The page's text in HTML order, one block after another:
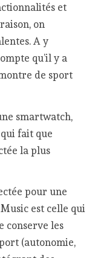
et
on
A y
qu’il y a
de sport
smartwatch,
fait que
la plus
pour une
est celle qui
conserve les
(autonomie,